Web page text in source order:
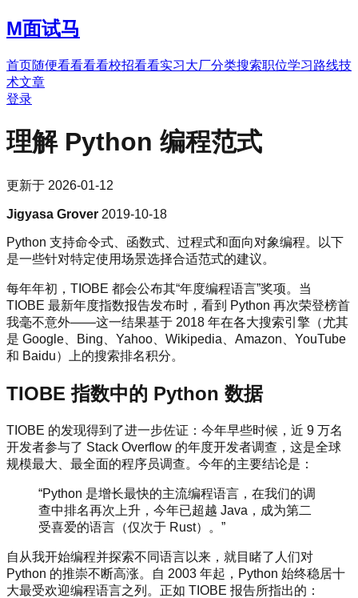
M面试马
首页随便看看看看校招看看实习大厂分类搜索职位学习路线技
术文章
登录
理解 Python 编程范式
更新于 2026-01-12
Jigyasa Grover 2019-10-18
Python 支持命令式、函数式、过程式和面向对象编程。以下
是一些针对特定使用场景选择合适范式的建议。
每年年初，TIOBE 都会公布其“年度编程语言”奖项。当
TIOBE 最新年度指数报告发布时，看到 Python 再次荣登榜首
我毫不意外——这一结果基于 2018 年在各大搜索引擎（尤其
是 Google、Bing、Yahoo、Wikipedia、Amazon、YouTube
和 Baidu）上的搜索排名积分。
TIOBE 指数中的 Python 数据
TIOBE 的发现得到了进一步佐证：今年早些时候，近 9 万名
开发者参与了 Stack Overflow 的年度开发者调查，这是全球
规模最大、最全面的程序员调查。今年的主要结论是：
“Python 是增长最快的主流编程语言，在我们的调
查中排名再次上升，今年已超越 Java，成为第二
受喜爱的语言（仅次于 Rust）。”
自从我开始编程并探索不同语言以来，就目睹了人们对
Python 的推崇不断高涨。自 2003 年起，Python 始终稳居十
大最受欢迎编程语言之列。正如 TIOBE 报告所指出的：